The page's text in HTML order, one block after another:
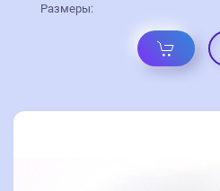
Размеры: